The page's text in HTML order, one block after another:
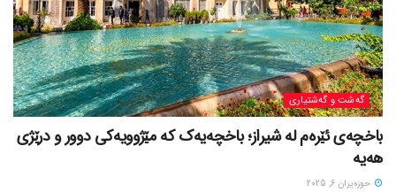
گه‌شت و گه‌شتیاری
باخچەی ئێرەم لە شیراز؛ باخچەیەک کە مێژوویەکی دوور و درێژی
هەیە
حوزه‌یران 6, 2025